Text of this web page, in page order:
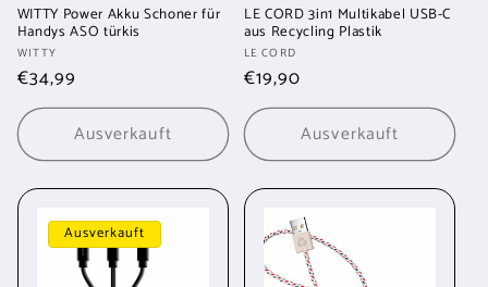
WITTY Power Akku Schoner für
Handys ASO türkis
Anbieter:
WITTY
Normaler
Preis
€34,99
Ausverkauft
LE CORD 3in1 Multikabel USB-C
aus Recycling Plastik
Anbieter:
LE CORD
Normaler
Preis
€19,90
Ausverkauft
Ausverkauft